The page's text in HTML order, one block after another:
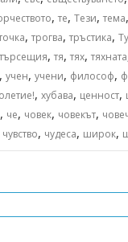
,те,Тези,тема
,трогва,тръстика,
търсещия,тя,тях,тяхната
,учен,учени, философ,
,хубава, ценност,
, че, човек, човекът,
чувство, чудеса, широк,